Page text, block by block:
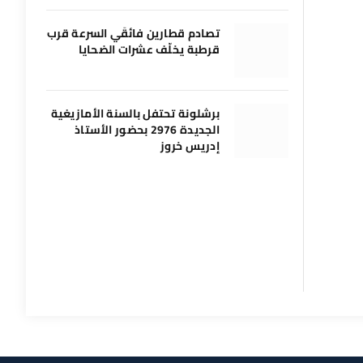
تصادم قطارين فائقَي السرعة قرب
قرطبة يخلّف عشرات الضحايا
برشلونة تحتفل بالسنة الأمازيغية
الجديدة 2976 بحضور الأستاذ
إدريس خروز